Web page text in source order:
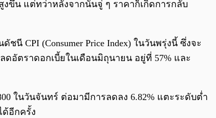
ขึ้น แต่ทว่าหลังจากนั้นจู่ ๆ ราคาก็เกิดการกลับ
CPI (Consumer Price Index) ในวันพรุ่งนี้ ซึ่งจะ
อัตราดอกเบี้ยในเดือนมิถุนายน อยู่ที่ 57% และ
ในวันจันทร์ ต่อมามีการลดลง 6.82% แตะระดับต่ำ
ด้อีกครั้ง